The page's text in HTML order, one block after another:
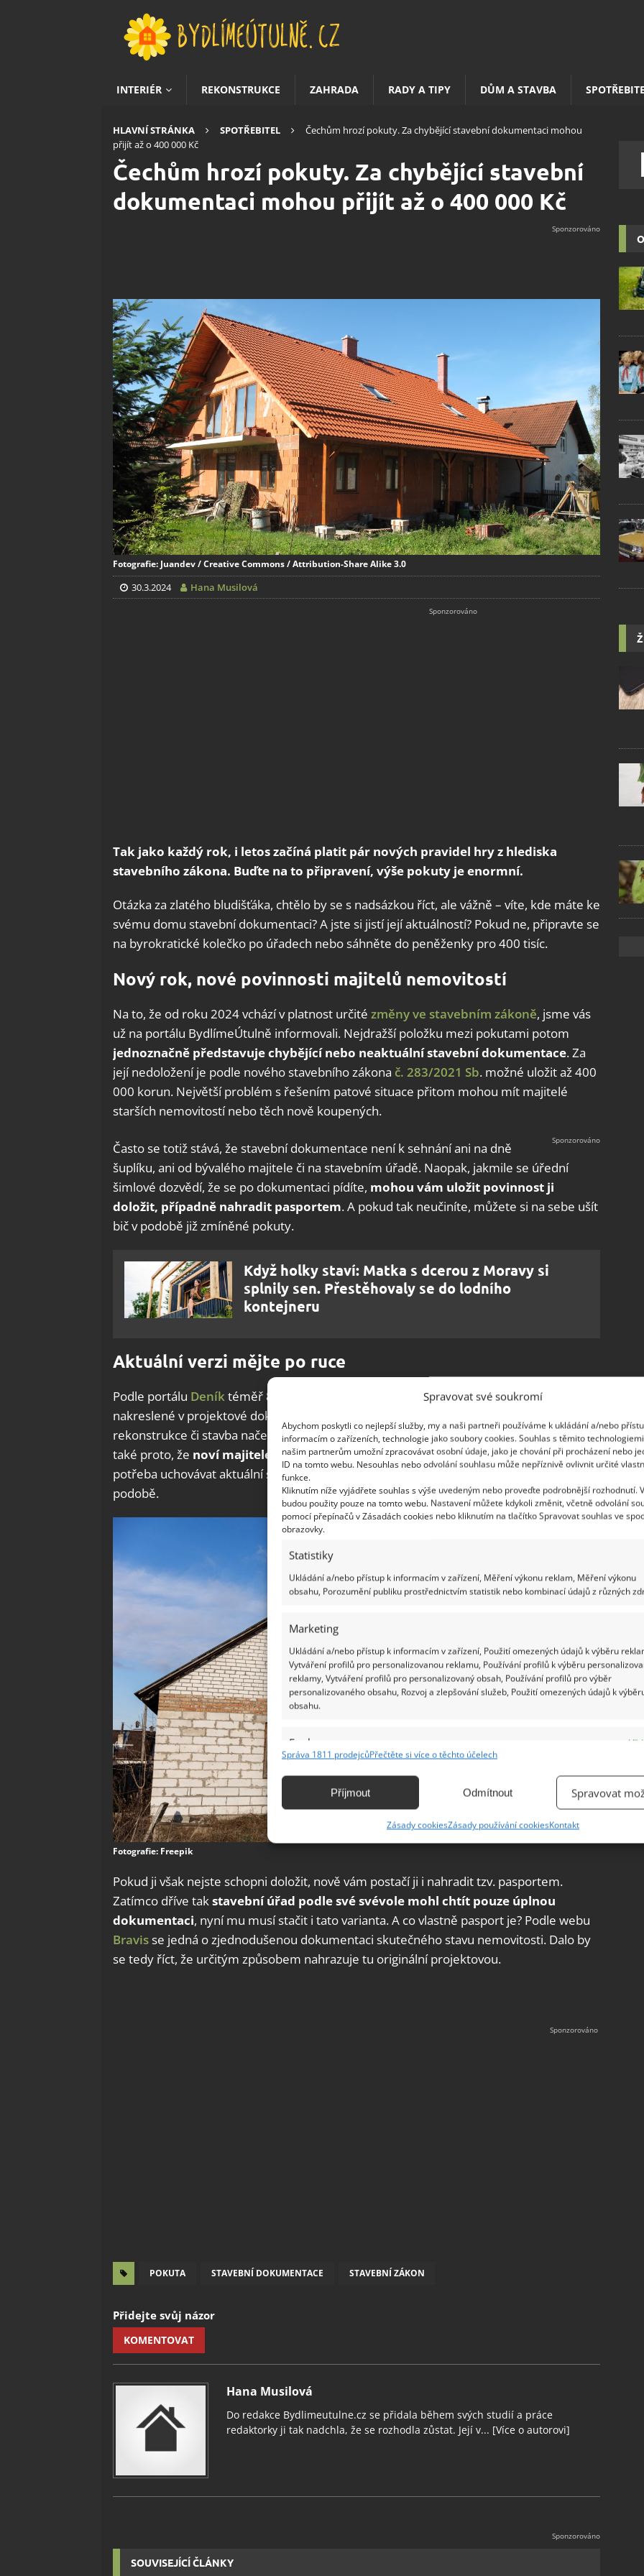
Spravovat své soukromí
Abychom poskytli co nejlepší služby, my a naši partneři používáme k ukládání a/nebo
informacím o zařízeních, technologie jako soubory cookies. Souhlas s těmito
našim partnerům umožní zpracovávat osobní údaje, jako je chování při procházení nebo
ID na tomto webu. Nesouhlas nebo odvolání souhlasu může nepříznivě ovlivnit určité
funkce.
Kliknutím níže vyjádřete souhlas s výše uvedeným nebo proveďte podrobnější rozhodnutí.
budou použity pouze na tomto webu. Nastavení můžete kdykoli změnit, včetně odvolání
pomocí přepínačů v Zásadách cookies nebo kliknutím na tlačítko Spravovat souhlas ve
obrazovky.
Statistiky
Ukládání a/nebo přístup k informacím v zařízení, Měření výkonu reklam, Měření výkonu
obsahu, Porozumění publiku prostřednictvím statistik nebo kombinací údajů z různých
Marketing
Ukládání a/nebo přístup k informacím v zařízení, Použití omezených údajů k výběru
Vytváření profilů pro personalizovanou reklamu, Používání profilů k výběru
reklamy, Vytváření profilů pro personalizovaný obsah, Používání profilů pro výběr
personalizovaného obsahu, Rozvoj a zlepšování služeb, Použití omezených údajů k
obsahu.
Funkce
Identifikace zařízení na základě automaticky přenášených informací.
základě aktivně vyžádaných informací.
odstraňování chyb, Poskytování a zobrazování reklamy a obsahu,
Ukládání a sdělování voleb ochrany osobních údajů.
Správa 1811 prodejcůPřečtěte si více o těchto účelech
Příjmout Odmítnout Spravovat
Zásady cookiesZásady používání cookiesKontakt
INTERIÉR REKONSTRUKCE ZAHRADA RADY A TIPY DŮM A STAVBA
HLAVNÍ STRÁNKA SPOTŘEBITEL
Čechům hrozí pokuty. Za chybějící stavební dokumentaci mohou
přijít až o 400 000 Kč
Čechům hrozí pokuty. Za chybějící stavební
dokumentaci mohou přijít až o 400 000 Kč
Fotografie: Juandev / Creative Commons / Attribution-Share Alike 3.0
30.3.2024 Hana Musilová
Tak jako každý rok, i letos začíná platit pár nových pravidel hry z hlediska
stavebního zákona. Buďte na to připravení, výše pokuty je enormní.
Otázka za zlatého bludišťáka, chtělo by se s nadsázkou říct, ale vážně – víte, kde máte ke
svému domu stavební dokumentaci? A jste si jistí její aktuálností? Pokud ne, připravte se
na byrokratické kolečko po úřadech nebo sáhněte do peněženky pro 400 tisíc.
Nový rok, nové povinnosti majitelů nemovitostí
Na to, že od roku 2024 vchází v platnost určité změny ve stavebním zákoně, jsme vás
už na portálu BydlímeÚtulně informovali. Nejdražší položku mezi pokutami potom
jednoznačně představuje chybějící nebo neaktuální stavební dokumentace. Za
její nedoložení je podle nového stavebního zákona č. 283/2021 Sb. možné uložit až 400
000 korun. Největší problém s řešením patové situace přitom mohou mít majitelé
starších nemovitostí nebo těch nově koupených.
Často se totiž stává, že stavební dokumentace není k sehnání ani na dně
šuplíku, ani od bývalého majitele či na stavebním úřadě. Naopak, jakmile se úřední
šimlové dozvědí, že se po dokumentaci pídíte, mohou vám uložit povinnost ji
doložit, případně nahradit pasportem. A pokud tak neučiníte, můžete si na sebe ušít
bič v podobě již zmíněné pokuty.
Když holky staví: Matka s dcerou z Moravy si
splnily sen. Přestěhovaly se do lodního
kontejneru
Aktuální verzi mějte po ruce
Podle portálu Deníktéměř 80 % starších nemovitostí neodpovídá v realitě tomu, co je
nakreslené v projektové dokumentaci. Důvodem může být stará dokumentace,
rekonstrukce či stavba načerno. A to vyvolává problém nejen kvůli novému zákonu, ale
také proto, že noví majitelé tak často kupují „zajíce v pytli“. I proto je tedy nově
potřeba uchovávat aktuální stavební dokumentaci – ať už v papírové, nebo elektronické
podobě.
Fotografie: Freepik
Pokud ji však nejste schopni doložit, nově vám postačí ji i nahradit tzv. pasportem.
Zatímco dříve takstavební úřad podle své svévole mohl chtít pouze úplnou
dokumentaci, nyní mu musí stačit i tato varianta. A co vlastně pasport je? Podle webu
Bravisse jedná o zjednodušenou dokumentaci skutečného stavu nemovitosti. Dalo by
se tedy říct, že určitým způsobem nahrazuje tu originální projektovou.
POKUTA STAVEBNÍ DOKUMENTACE STAVEBNÍ ZÁKON
Přidejte svůj názor
KOMENTOVAT
Hana Musilová
Do redakce Bydlimeutulne.cz se přidala během svých studií a práce
redaktorky ji tak nadchla, že se rozhodla zůstat. Její v... [Více o autorovi]
SOUVISEJÍCÍ ČLÁNKY